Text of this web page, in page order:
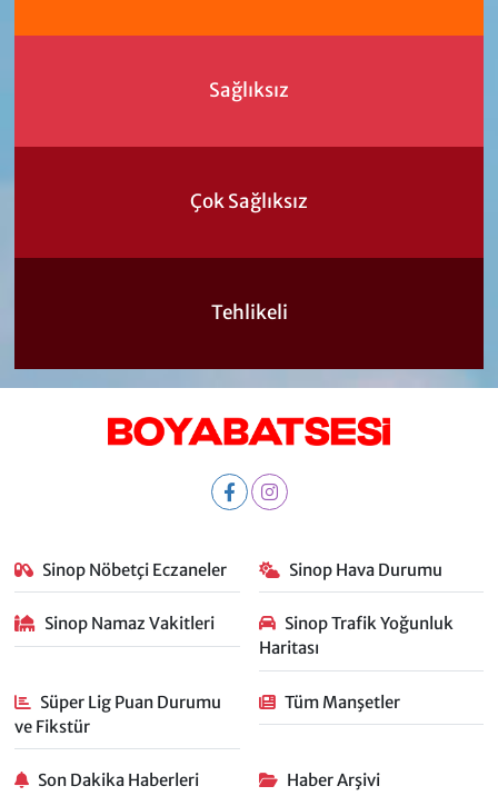
Sağlıksız
Çok Sağlıksız
Tehlikeli
Sinop Nöbetçi Eczaneler Sinop Hava Durumu
Sinop Namaz Vakitleri
Sinop Trafik Yoğunluk
Haritası
Süper Lig Puan Durumu
ve Fikstür
Tüm Manşetler
Son Dakika Haberleri Haber Arşivi